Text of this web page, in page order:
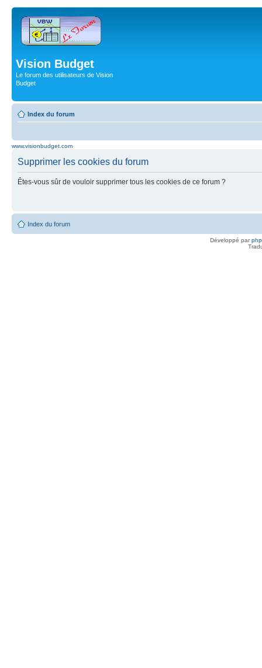
Vision Budget
Le forum des utilisateurs de Vision
Budget
Index du forum
www.visionbudget.com
Supprimer les cookies du forum
Êtes-vous sûr de vouloir supprimer tous les cookies de ce forum ?
Index du forum
Développé par